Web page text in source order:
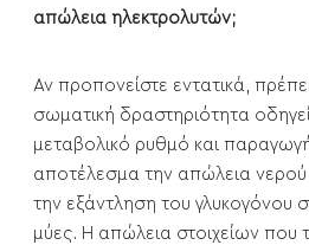
απώλεια ηλεκτρολυτών;
Αν προπονείστε εντατικά,
σωματική δραστηριότητα
μεταβολικό ρυθμό και
αποτέλεσμα την απώλεια νερού
την εξάντληση του γλυκογόνου
μύες. Η απώλεια στοιχείων που